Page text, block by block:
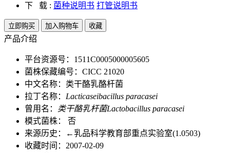
下 载 : 菌种说明书 打管说明书
立即购买 加入购物车 收藏
产品介绍
平台资源号：1511C0005000005605
菌株保藏编号：CICC 21020
中文名称：类干酪乳酪杆菌
拉丁名称： Lacticaseibacillus paracasei
曾用名：
类干酪乳杆菌Lactobacillus paracasei
模式菌株： 否
来源历史：←乳品科学教育部重点实验室(1.0503)
收藏时间：2007-02-09